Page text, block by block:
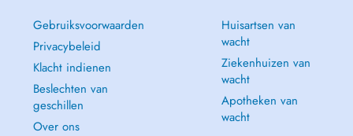
Gebruiksvoorwaarden
Privacybeleid
Klacht indienen
Beslechten van
geschillen
Over ons
Huisartsen van
wacht
Ziekenhuizen van
wacht
Apotheken van
wacht